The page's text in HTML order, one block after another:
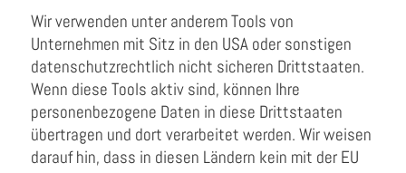
Wir verwenden unter anderem Tools von
Unternehmen mit Sitz in den USA oder sonstigen
datenschutzrechtlich nicht sicheren Drittstaaten.
Wenn diese Tools aktiv sind, können Ihre
personenbezogene Daten in diese Drittstaaten
übertragen und dort verarbeitet werden. Wir weisen
darauf hin, dass in diesen Ländern kein mit der EU